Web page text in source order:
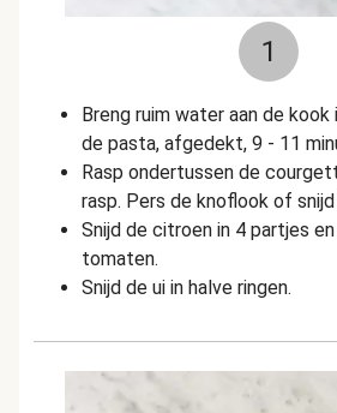
1
Breng ruim water aan de kook
de pasta, afgedekt, 9 - 11
Rasp ondertussen de
rasp. Pers de knoflook of snijd
Snijd de citroen in 4 partjes
tomaten.
Snijd de ui in halve ringen.